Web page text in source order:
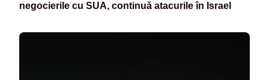
negocierile cu SUA, continuă atacurile în Israel